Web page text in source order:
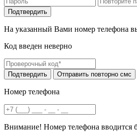
На указанный Вами номер телефона
Код введен неверно
Номер телефона
Внимание! Номер телефона вводится